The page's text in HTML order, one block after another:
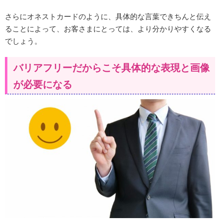
さらにオネストカードのように、具体的な言葉できちんと伝え
ることによって、お客さまにとっては、より分かりやすくなる
でしょう。
バリアフリーだからこそ具体的な表現と画像
が必要になる